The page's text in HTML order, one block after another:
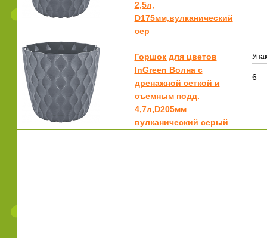
2,5л,
D175мм,вулканический
сер
Горшок для цветов
InGreen Волна с
дренажной сеткой и
съемным подд.
4,7л,D205мм
вулканический серый
6